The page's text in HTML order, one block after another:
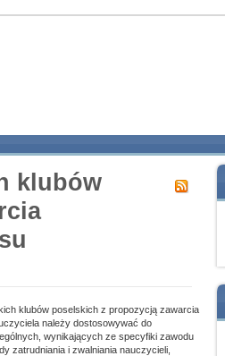
klubów
klubów poselskich z propozycją zawarcia
należy dostosowywać do
wynikających ze specyfiki zawodu
zatrudniania i zwalniania nauczycieli,